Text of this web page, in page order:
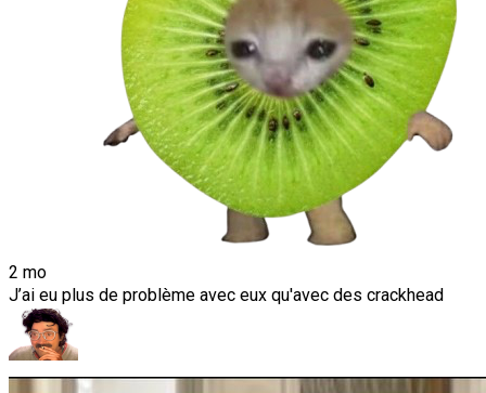
2 mo
J’ai eu plus de problème avec eux qu'avec des crackhead